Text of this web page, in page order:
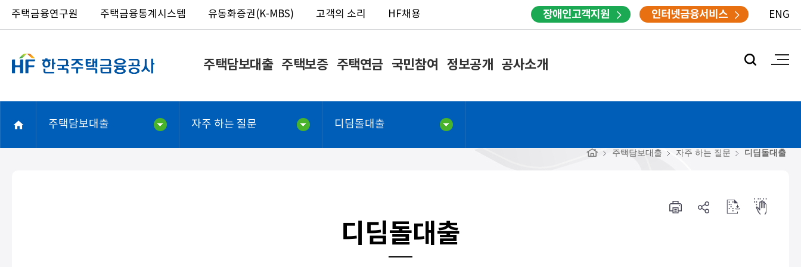
주택금융연구원 주택금융통계시스템 유동화증권(K-MBS) 고객의 소리 HF채용 장애인고객지원 인터넷금융서비스 ENG
주택담보대출 주택보증 주택연금 국민참여 정보공개 공사소개
주택담보대출 자주 하는 질문 디딤돌대출
주택담보대출 자주 하는 질문 디딤돌대출
프
린
공
유
점
자
점
자
디딤돌대출